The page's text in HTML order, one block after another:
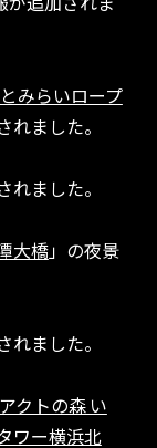
みらいロープ
れました。
れました。
大橋」の夜景
れました。
アクトの森 い
ワー横浜北